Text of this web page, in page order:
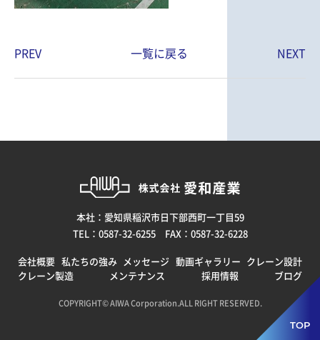
PREV 一覧に戻る NEXT
TOP
本社：愛知県稲沢市日下部西町一丁目59
TEL：0587-32-6255 FAX：0587-32-6228
会社概要 私たちの強み メッセージ 動画ギャラリー
クレーン設計
クレーン製造
メンテナンス 採用情報 ブログ
COPYRIGHT© AIWA Corporation.ALL RIGHT RESERVED.